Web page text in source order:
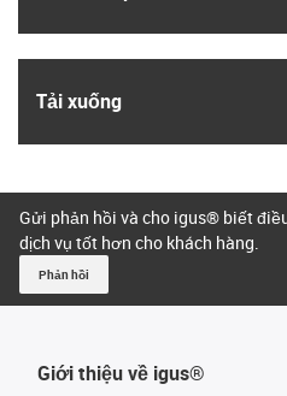
Tải xuống
Gửi phản hồi và cho igus® biết
dịch vụ tốt hơn cho khách hàng.
Phản hồi
Giới thiệu về igus®